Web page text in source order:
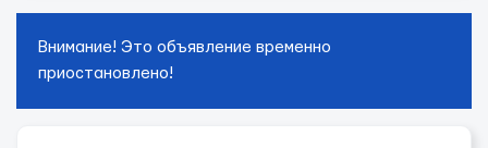
Внимание! Это объявление временно
приостановлено!